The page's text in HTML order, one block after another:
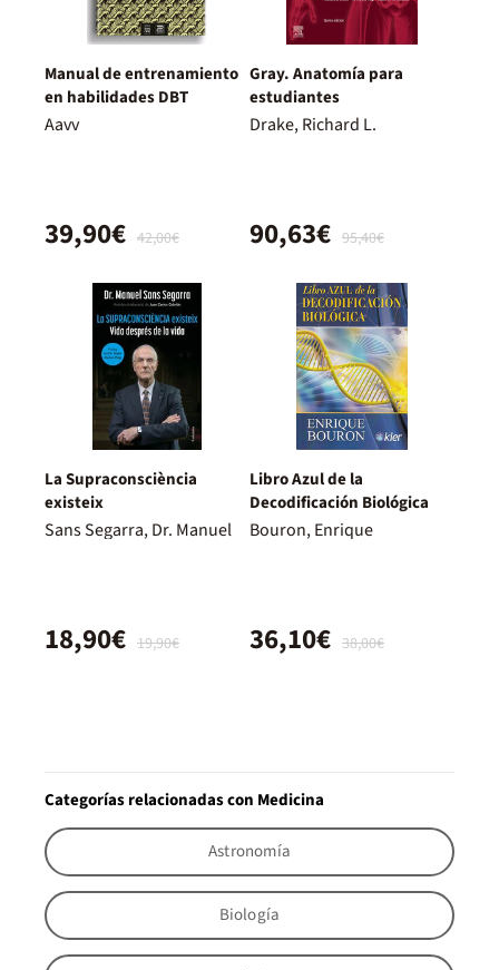
Manual de entrenamiento
en habilidades DBT
Aavv
42,00€
39,90€
Gray. Anatomía para
estudiantes
Drake, Richard L.
95,40€
90,63€
La Supraconsciència
existeix
Sans Segarra, Dr. Manuel
19,90€
18,90€
Libro Azul de la
Decodificación Biológica
Bouron, Enrique
38,00€
36,10€
Categorías relacionadas con Medicina
Astronomía
Biología